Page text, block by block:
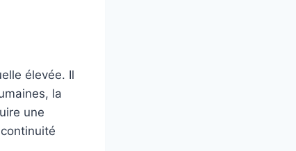
élevée. Il
la
une